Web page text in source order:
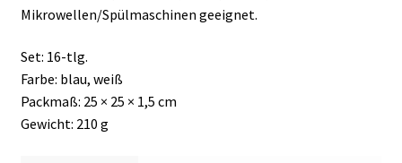
Mikrowellen/Spülmaschinen geeignet.
Set: 16-tlg.
Farbe: blau, weiß
Packmaß: 25 × 25 × 1,5 cm
Gewicht: 210 g